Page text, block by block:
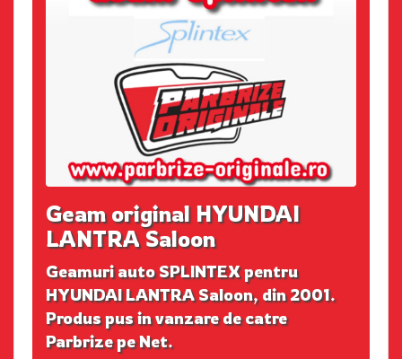
Geam original HYUNDAI
LANTRA Saloon
Geamuri auto SPLINTEX pentru
HYUNDAI LANTRA Saloon, din 2001.
Produs pus in vanzare de catre
Parbrize pe Net.